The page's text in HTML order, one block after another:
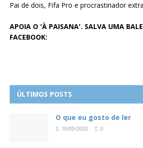
Pai de dois, Fifa Pro e procrastinador
APOIA O 'À PAISANA'. SALVA UMA
FACEBOOK:
ÚLTIMOS POSTS
O que eu gosto de ler
10/09/2020 0